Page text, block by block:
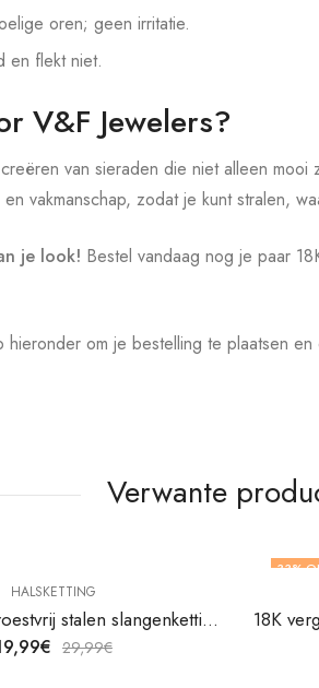
oren; geen irritatie.
en flekt niet.
V&F Jewelers?
van sieraden die niet alleen
vakmanschap, zodat je kunt stralen,
je look! Bestel vandaag nog je paar
hieronder om je bestelling te plaatsen
Verwante
HALSKETTING
18K vergulde roestvrij stalen slangenketting van V&F Juweliers
€ 29,99€
33%